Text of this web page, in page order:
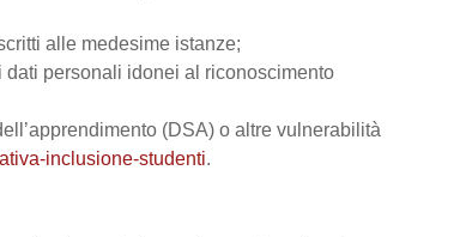
alle medesime istanze;
dati personali idonei al riconoscimento
(DSA) o altre vulnerabilità
inclusione-studenti.